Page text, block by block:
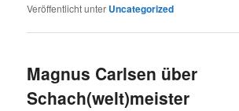
Veröffentlicht unter Uncategorized
Magnus Carlsen über
Schach(welt)meister